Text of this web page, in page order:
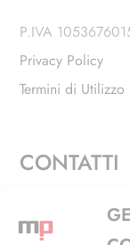
P.IVA
Privacy Policy
Termini di Utilizzo
CONTATTI
Via Alfieri,
+39 02